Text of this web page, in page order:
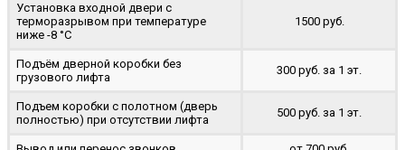
Установка входной двери с
терморазрывом при температуре
ниже -8 °C
1500 руб.
Подъём дверной коробки без
грузового лифта
300 руб. за 1 эт.
Подъем коробки с полотном (дверь
полностью) при отсутствии лифта
500 руб. за 1 эт.